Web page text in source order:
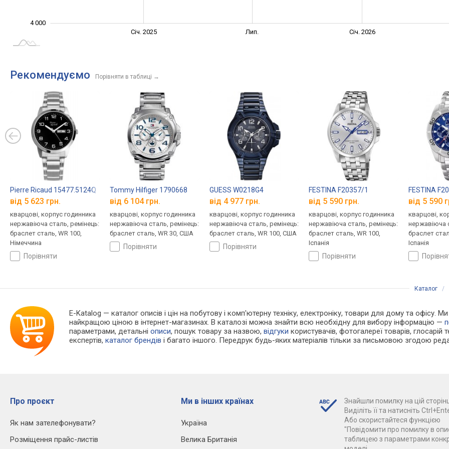
4 000
Січ. 2025 Лип. Січ. 2026
Рекомендуємо Порівняти в таблиці →
Pierre Ricaud 15477.5124Q
від 5 623 грн.
кварцові, корпус годинника
нержавіюча сталь, ремінець:
браслет сталь, WR 100,
Німеччина
порівняти
Tommy Hilfiger 1790668
від 6 104 грн.
кварцові, корпус годинника
нержавіюча сталь, ремінець:
браслет сталь, WR 30, США
порівняти
GUESS W0218G4
від 4 977 грн.
кварцові, корпус годинника
нержавіюча сталь, ремінець:
браслет сталь, WR 100, США
порівняти
FESTINA F20357/1
від 5 590 грн.
кварцові, корпус годинника
нержавіюча сталь, ремінець:
браслет сталь, WR 100,
Іспанія
порівняти
FESTINA
від 5 590
кварцові,
нержавіюча
браслет
Іспанія
Каталог /
E-Katalog — каталог описів і цін на побутову і комп'ютерну техніку, електроніку, товари для дому та офісу.
найкращою ціною в інтернет-магазинах. В каталозі можна знайти всю необхідну для вибору інформацію —
параметрами, детальніописи, пошук товару за назвою,відгуки користувачів, фотогалереї товарів, глосарій
експертів,каталог брендів і багато іншого. Передрук будь-яких матеріалів тільки за письмовою згодою
Про проєкт
Як нам зателефонувати?
Розміщення прайс-листів
Ми в інших країнах
Україна
Велика Британія
Знайшли помилку на цій
Виділіть її та натисніть
Або скористайтеся функцією
"Повідомити про помилку в
таблицею з параметрами